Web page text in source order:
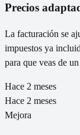
Precios
La facturación se
impuestos ya
para que veas de
Hace 2 meses
Hace 2 meses
Mejora